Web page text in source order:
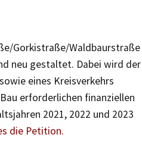
Gorkistraße/Waldbaurstraße
neu gestaltet. Dabei wird der
eines Kreisverkehrs
erforderlichen finanziellen
2021, 2022 und 2023
die Petition.